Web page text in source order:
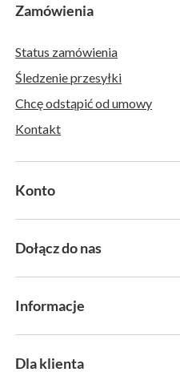
Zamówienia
Status zamówienia
Śledzenie przesyłki
Chcę odstąpić od umowy
Kontakt
Konto
Dołącz do nas
Informacje
Dla klienta